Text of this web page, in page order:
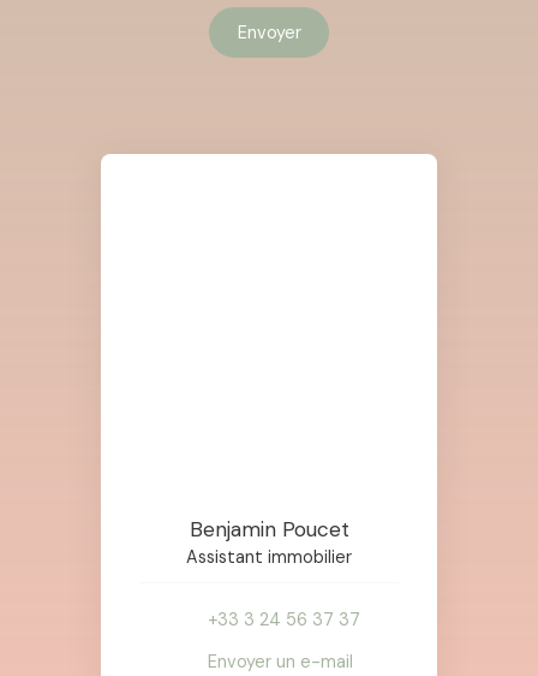
Envoyer
Benjamin Poucet
Assistant immobilier
+33 3 24 56 37 37
Envoyer un e-mail